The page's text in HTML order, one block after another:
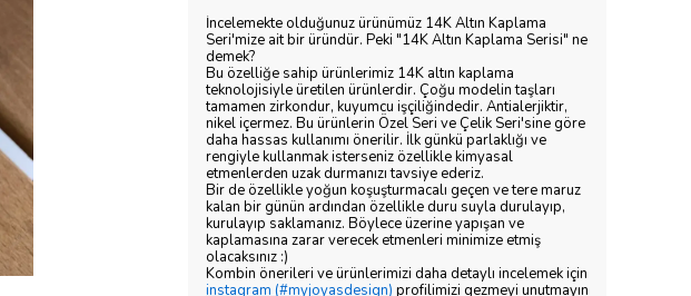
İncelemekte olduğunuz ürünümüz 14K Altın Kaplama
Seri'mize ait bir üründür. Peki "14K Altın Kaplama Serisi" ne
demek?
Bu özelliğe sahip ürünlerimiz 14K altın kaplama
teknolojisiyle üretilen ürünlerdir. Çoğu modelin taşları
tamamen zirkondur, kuyumcu işçiliğindedir. Antialerjiktir,
nikel içermez. Bu ürünlerin Özel Seri ve Çelik Seri'sine göre
daha hassas kullanımı önerilir. İlk günkü parlaklığı ve
rengiyle kullanmak isterseniz özellikle kimyasal
etmenlerden uzak durmanızı tavsiye ederiz.
Bir de özellikle yoğun koşuşturmacalı geçen ve tere maruz
kalan bir günün ardından özellikle duru suyla durulayıp,
kurulayıp saklamanız. Böylece üzerine yapışan ve
kaplamasına zarar verecek etmenleri minimize etmiş
olacaksınız :)
Kombin önerileri ve ürünlerimizi daha detaylı incelemek için
instagram (#myjoyasdesign) profilimizi gezmeyi unutmayın